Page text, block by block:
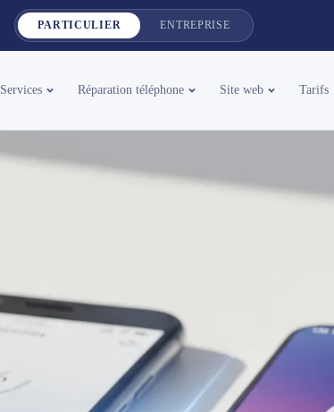
PARTICULIER ENTREPRISE
Services Réparation téléphone Site web Tarifs